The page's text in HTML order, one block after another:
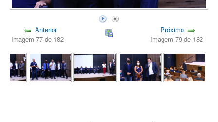
Anterior
Imagem 77 de 182
Próximo
Imagem 79 de 182